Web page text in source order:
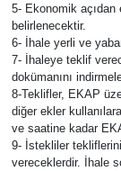
5- Ekonomik açıdan
belirlenecektir.
6- İhale yerli ve
7- İhaleye teklif
dokümanını
8-Teklifler, EKAP
diğer ekler
ve saatine kadar
9- İstekliler
vereceklerdir. İhale